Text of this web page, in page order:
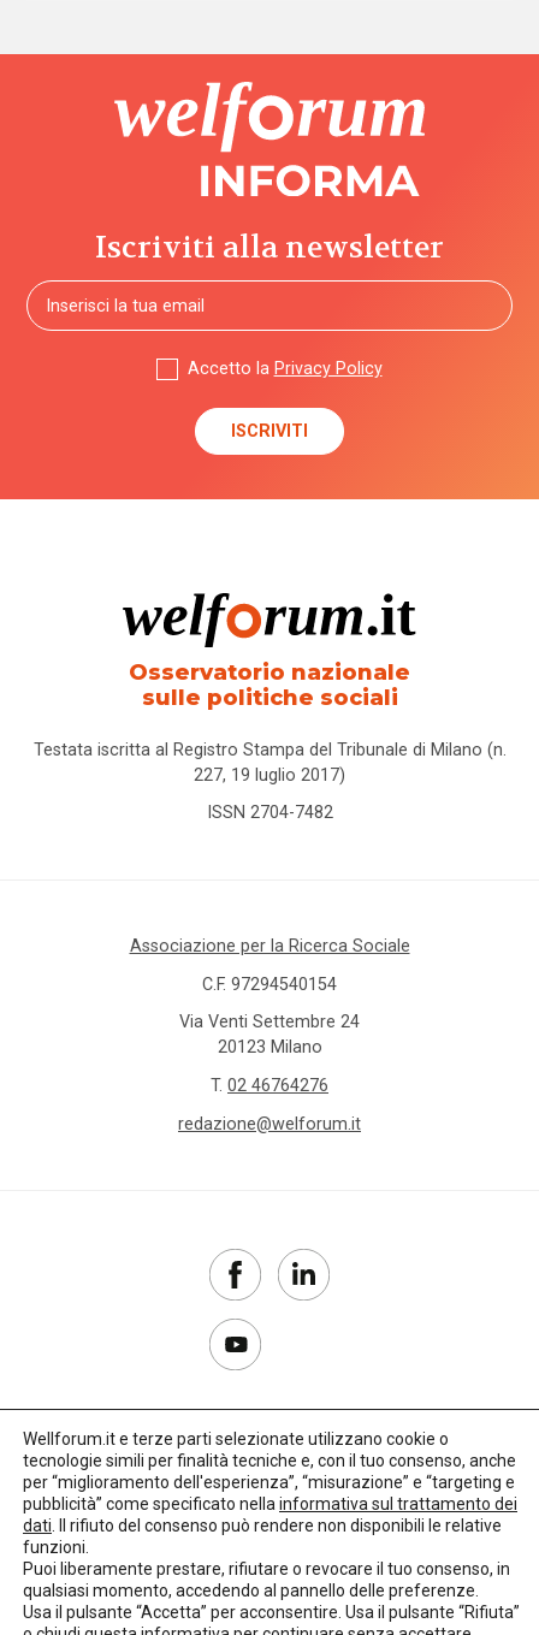
Iscriviti alla newsletter
Accetto la Privacy Policy
Osservatorio nazionale
sulle politiche sociali
Testata iscritta al Registro Stampa del Tribunale di Milano (n.
227, 19 luglio 2017)
ISSN 2704-7482
Associazione per la Ricerca Sociale
C.F. 97294540154
Via Venti Settembre 24
20123 Milano
T. 02 46764276
redazione@welforum.it
Copyright 2017–2026
Privacy Policy
Credits: LO Studio
Wellforum.it e terze parti selezionate utilizzano cookie o
tecnologie simili per finalità tecniche e, con il tuo consenso, anche
per “miglioramento dell'esperienza”, “misurazione” e “targeting e
pubblicità” come specificato nella informativa sul trattamento dei
dati . Il rifiuto del consenso può rendere non disponibili le relative
funzioni.
Puoi liberamente prestare, rifiutare o revocare il tuo consenso, in
qualsiasi momento, accedendo al pannello delle preferenze.
Usa il pulsante “Accetta” per acconsentire. Usa il pulsante “Rifiuta”